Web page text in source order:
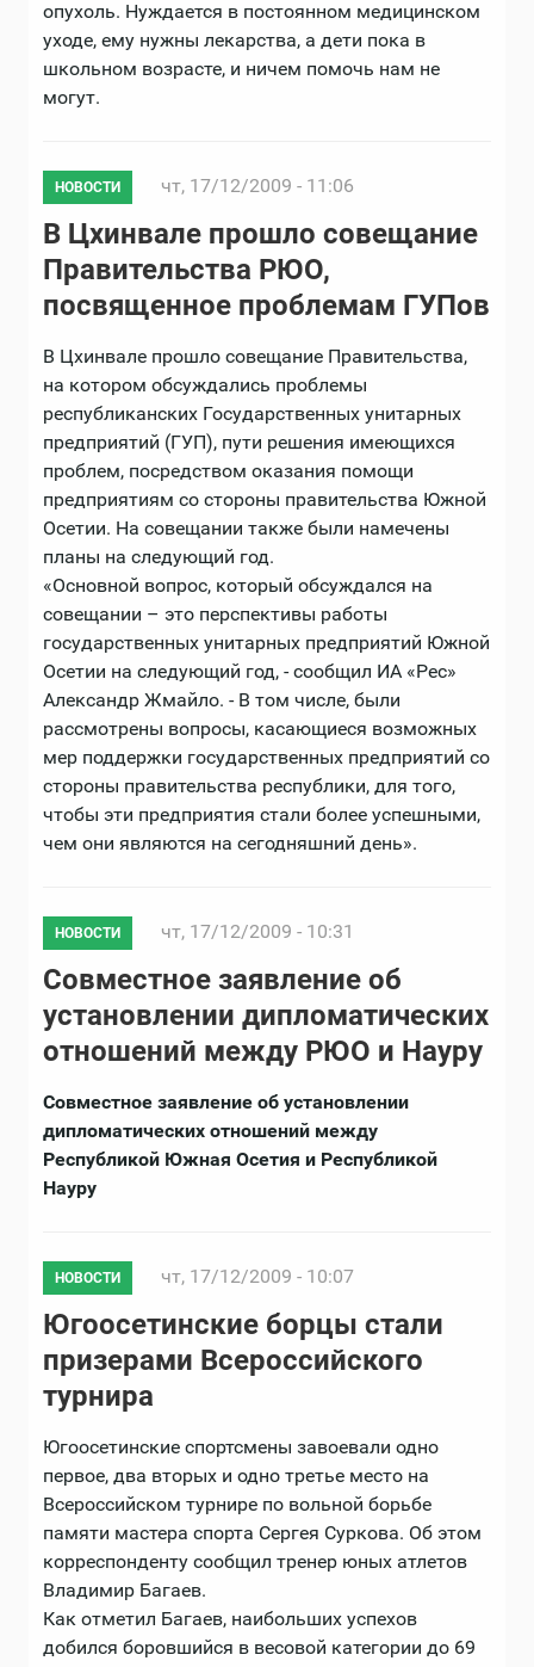
опухоль. Нуждается в постоянном медицинском
уходе, ему нужны лекарства, а дети пока в
школьном возрасте, и ничем помочь нам не
могут.
НОВОСТИ чт, 17/12/2009 - 11:06
В Цхинвале прошло совещание
Правительства РЮО,
посвященное проблемам ГУПов
В Цхинвале прошло совещание Правительства,
на котором обсуждались проблемы
республиканских Государственных унитарных
предприятий (ГУП), пути решения имеющихся
проблем, посредством оказания помощи
предприятиям со стороны правительства Южной
Осетии. На совещании также были намечены
планы на следующий год.
«Основной вопрос, который обсуждался на
совещании – это перспективы работы
государственных унитарных предприятий Южной
Осетии на следующий год, - сообщил ИА «Рес»
Александр Жмайло. - В том числе, были
рассмотрены вопросы, касающиеся возможных
мер поддержки государственных предприятий со
стороны правительства республики, для того,
чтобы эти предприятия стали более успешными,
чем они являются на сегодняшний день».
НОВОСТИ чт, 17/12/2009 - 10:31
Совместное заявление об
установлении дипломатических
отношений между РЮО и Науру
Совместное заявление об установлении
дипломатических отношений между
Республикой Южная Осетия и Республикой
Науру
НОВОСТИ чт, 17/12/2009 - 10:07
Югоосетинские борцы стали
призерами Всероссийского
турнира
Югоосетинские спортсмены завоевали одно
первое, два вторых и одно третье место на
Всероссийском турнире по вольной борьбе
памяти мастера спорта Сергея Суркова. Об этом
корреспонденту сообщил тренер юных атлетов
Владимир Багаев.
Как отметил Багаев, наибольших успехов
добился боровшийся в весовой категории до 69